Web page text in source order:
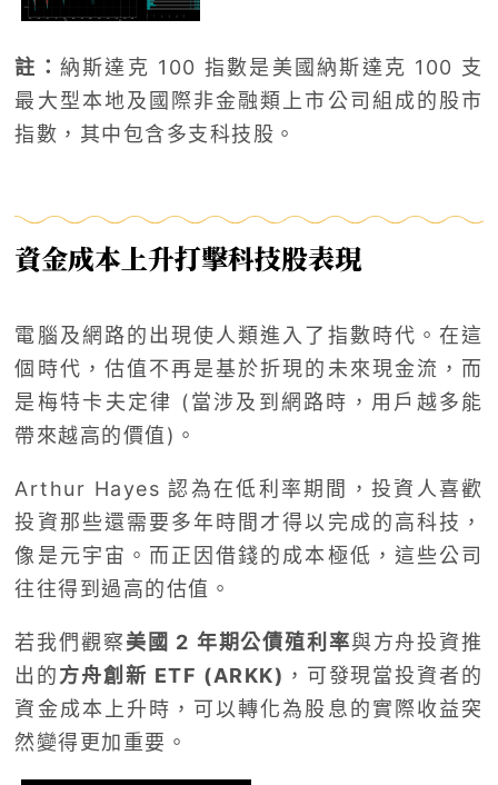
註： 納斯達克 100 指數是美國納斯達克 100 支
最大型本地及國際非金融類上市公司組成的股市
指數，其中包含多支科技股。
資金成本上升打擊科技股表現
電腦及網路的出現使人類進入了指數時代。在這
個時代，估值不再是基於折現的未來現金流，而
是梅特卡夫定律 (當涉及到網路時，用戶越多能
帶來越高的價值)。
Arthur Hayes 認為在低利率期間，投資人喜歡
投資那些還需要多年時間才得以完成的高科技，
像是元宇宙。而正因借錢的成本極低，這些公司
往往得到過高的估值。
若我們觀察美國 2 年期公債殖利率與方舟投資推
出的方舟創新 ETF (ARKK) ，可發現當投資者的
資金成本上升時，可以轉化為股息的實際收益突
然變得更加重要。